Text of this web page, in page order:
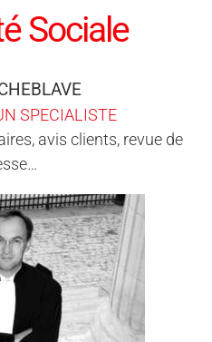
Sociale
SPECIALISTE
avis clients, revue de